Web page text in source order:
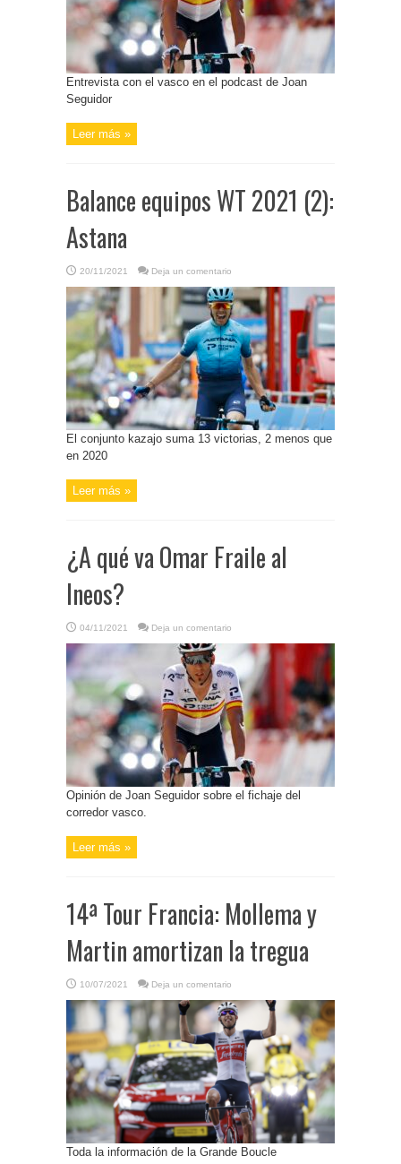
Entrevista con el vasco en el podcast de Joan
Seguidor
Leer más »
Balance equipos WT 2021 (2):
Astana
20/11/2021 Deja un comentario
El conjunto kazajo suma 13 victorias, 2 menos que
en 2020
Leer más »
¿A qué va Omar Fraile al
Ineos?
04/11/2021 Deja un comentario
Opinión de Joan Seguidor sobre el fichaje del
corredor vasco.
Leer más »
14ª Tour Francia: Mollema y
Martin amortizan la tregua
10/07/2021 Deja un comentario
Toda la información de la Grande Boucle